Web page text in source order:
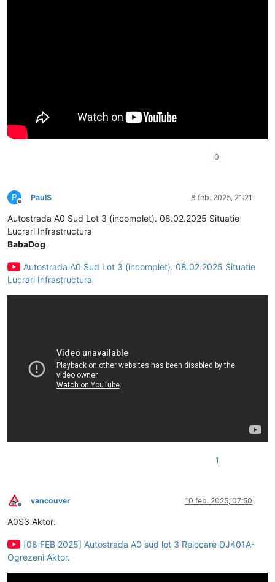
0
P
Deconectat
PaulS 8 feb. 2025, 21:21
Autostrada A0 Sud Lot 3 (incomplet). 08.02.2025 Situatie
Lucrari Infrastructura
BabaDog
Autostrada A0 Sud Lot 3 (incomplet). 08.02.2025 Situatie
Lucrari Infrastructura
1
Deconectat
vancouver 10 feb. 2025, 07:50
A0S3 Aktor:
[08 FEB 2025] Autostrada A0 sud lot 3 Relocare DJ401A-
Ogrezeni Aktor.